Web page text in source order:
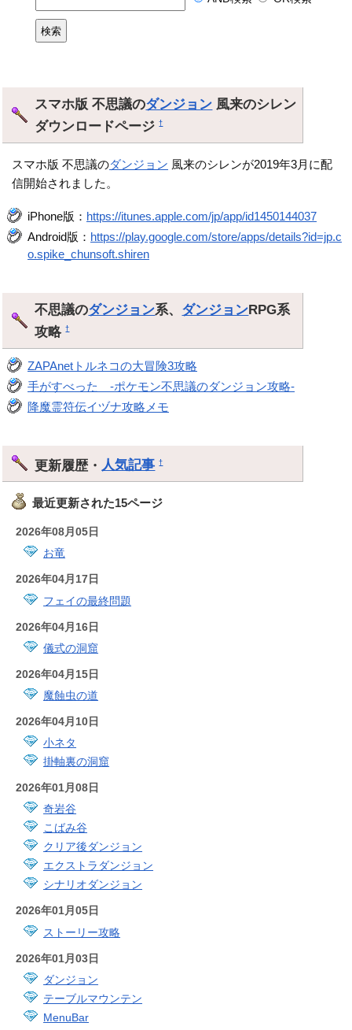
スマホ版 不思議のダンジョン 風来のシレン
ダウンロードページ†
スマホ版 不思議のダンジョン 風来のシレンが2019年3月に配
信開始されました。
iPhone版： https://itunes.apple.com/jp/app/id1450144037
Android版： https://play.google.com/store/apps/details?id=jp.c
o.spike_chunsoft.shiren
不思議のダンジョン系、 ダンジョンRPG系
攻略†
ZAPAnetトルネコの大冒険3攻略
手がすべった -ポケモン不思議のダンジョン攻略-
降魔霊符伝イヅナ攻略メモ
更新履歴・ 人気記事 †
最近更新された15ページ
2026年08月05日
お竜
2026年04月17日
フェイの最終問題
2026年04月16日
儀式の洞窟
2026年04月15日
魔蝕虫の道
2026年04月10日
小ネタ
掛軸裏の洞窟
2026年01月08日
奇岩谷
こばみ谷
クリア後ダンジョン
エクストラダンジョン
シナリオダンジョン
2026年01月05日
ストーリー攻略
2026年01月03日
ダンジョン
テーブルマウンテン
MenuBar